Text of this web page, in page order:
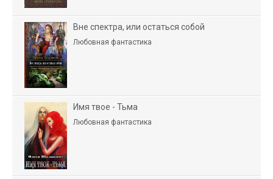
Вне спектра, или остаться собой
Любовная фантастика
Имя твое - Тьма
Любовная фантастика